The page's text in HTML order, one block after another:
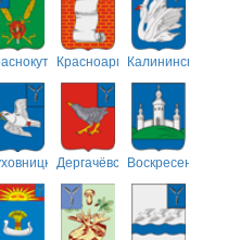
Красноармейский
Калининский
ДергачёвскийВоскресенский